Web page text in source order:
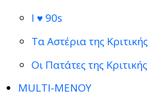
I ♥ 90s
Τα Αστέρια της Κριτικής
Οι Πατάτες της Κριτικής
MULTI-ΜΕΝΟΥ